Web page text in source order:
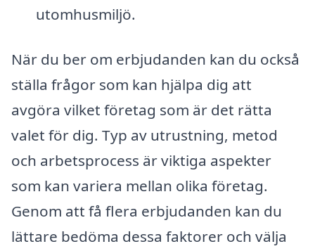
utomhusmiljö.
När du ber om erbjudanden kan du också
ställa frågor som kan hjälpa dig att
avgöra vilket företag som är det rätta
valet för dig. Typ av utrustning, metod
och arbetsprocess är viktiga aspekter
som kan variera mellan olika företag.
Genom att få flera erbjudanden kan du
lättare bedöma dessa faktorer och välja